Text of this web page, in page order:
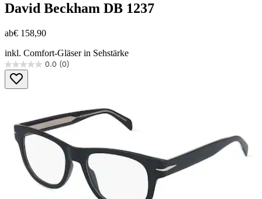
David Beckham DB 1237
ab€ 158,90
inkl. Comfort-Gläser in Sehstärke
0.0 (0)
0.0
von
5